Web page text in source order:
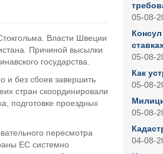
Власти Швеции
Причиной высылки
государства.
и без сбоев завершить
стран скоординировали
подготовке проездных
пересмотра
ЕС системно
05-08-
05-08-
Как
05-08-
05-08-
04-08-